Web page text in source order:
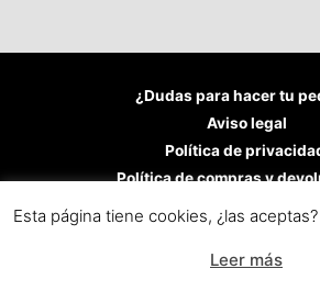
¿Dudas para hacer tu
Aviso legal
Política de
Política de compras y
Política de cookies
Esta página tiene cookies, ¿las aceptas?
Leer más